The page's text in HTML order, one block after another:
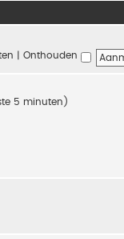
Onthouden
5 minuten)